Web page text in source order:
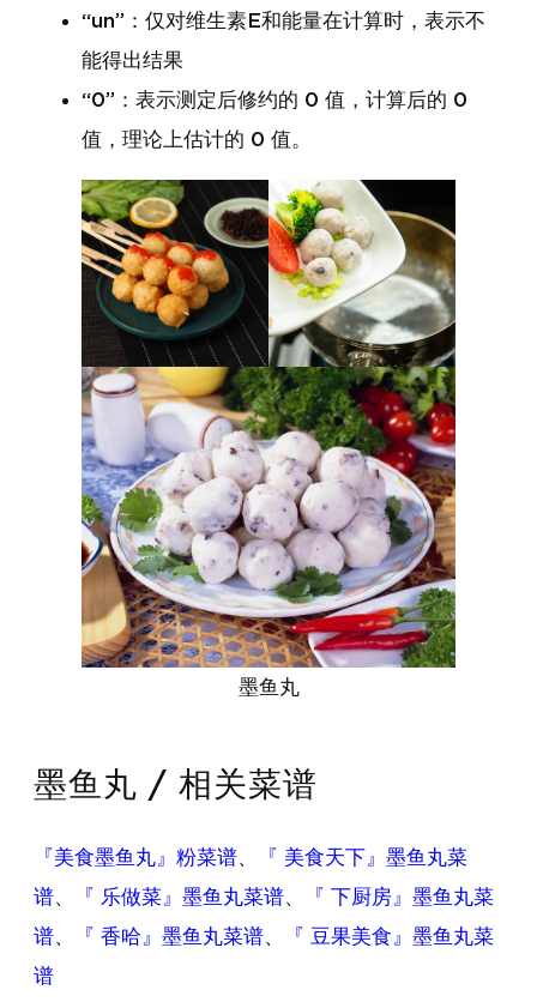
“un”：仅对维生素E和能量在计算时，表示不
能得出结果
“0”：表示测定后修约的 0 值，计算后的 0
值，理论上估计的 0 值。
墨鱼丸
墨鱼丸 / 相关菜谱
『美食墨鱼丸』粉菜谱、
『 美食天下』墨鱼丸菜
谱、 『 乐做菜』墨鱼丸菜谱、
『 下厨房』墨鱼丸菜
谱、 『 香哈』墨鱼丸菜谱、
『 豆果美食』墨鱼丸菜
谱